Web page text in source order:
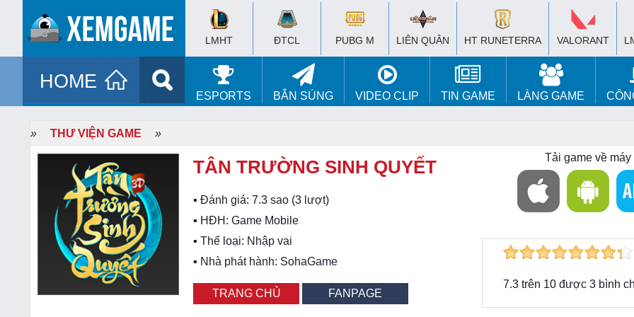
LMHT ĐTCL PUBG M LIÊN QUÂN HT RUNETERRA VALORANT
HOME
ESPORTS BẮN SÚNG VIDEO CLIP TIN GAME LÀNG GAME
» THƯ VIỆN GAME
»
Tải game về máy
TÂN TRƯỜNG SINH QUYẾT
▪ Đánh giá: 7.3 sao (3 lượt)
▪ HĐH: Game Mobile
▪ Thể loại: Nhập vai
▪ Nhà phát hành: SohaGame
TRANG CHỦ FANPAGE
7.3 trên 10 được 3 bình